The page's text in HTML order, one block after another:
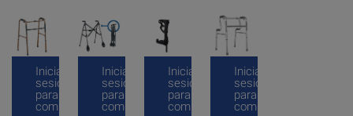
Inicia
sesión
para
comprar
Inicia
sesión
para
comprar
Inicia
sesión
para
comprar
Inicia
sesión
para
comprar